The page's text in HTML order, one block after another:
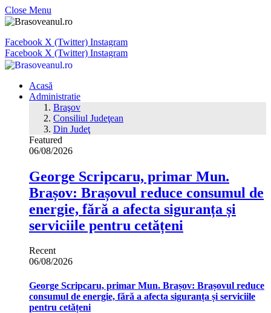
Close Menu
Facebook X (Twitter) Instagram
Facebook X (Twitter) Instagram
Acasă
Administratie
Braşov
Consiliul Judeţean
Din Judeţ
Featured
06/08/2026
George Scripcaru, primar Mun.
Brașov: Brașovul reduce consumul de
energie, fără a afecta siguranța și
serviciile pentru cetățeni
Recent
06/08/2026
George Scripcaru, primar Mun. Brașov: Brașovul reduce
consumul de energie, fără a afecta siguranța și serviciile
pentru cetățeni